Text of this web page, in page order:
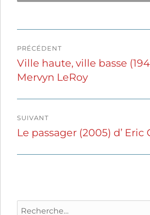
de
l’article
PRÉCÉDENT
Publication
précédente :
Ville haute, ville basse
Mervyn LeRoy
SUIVANT
Publication
Le passager (2005) d’ Eric
Recherche